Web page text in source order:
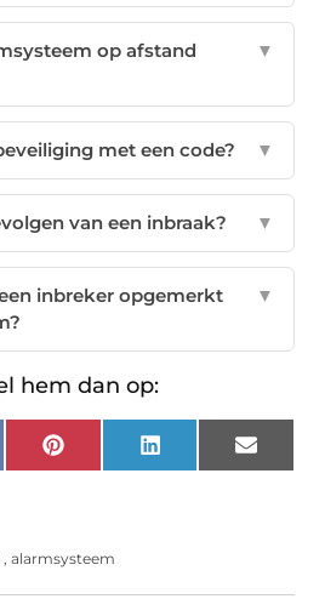
op afstand
▼
met een code? ▼
van een inbraak? ▼
inbreker opgemerkt
▼
hem dan op:
Pinterest LinkedIn Email
, alarmsysteem